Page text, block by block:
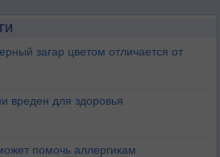
загар цветом отличается от
вреден для здоровья
помочь аллергикам